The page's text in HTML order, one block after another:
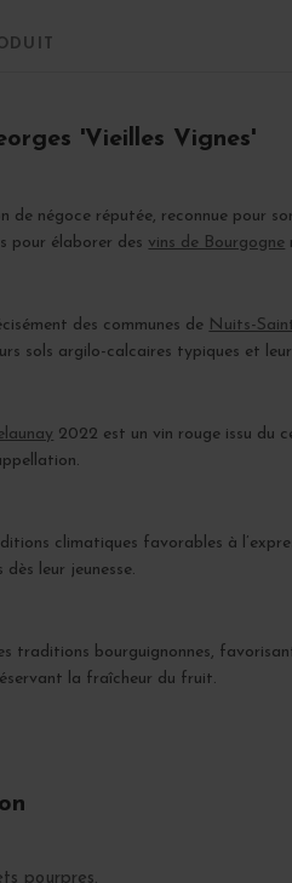
'Vieilles Vignes'
de négoce réputée, reconnue pour
pour élaborer des vins de Bourgogne
des communes de Nuits-
sols argilo-calcaires typiques et
2022 est un vin rouge issu du
climatiques favorables à
leur jeunesse.
traditions bourguignonnes,
la fraîcheur du fruit.
pourpres.